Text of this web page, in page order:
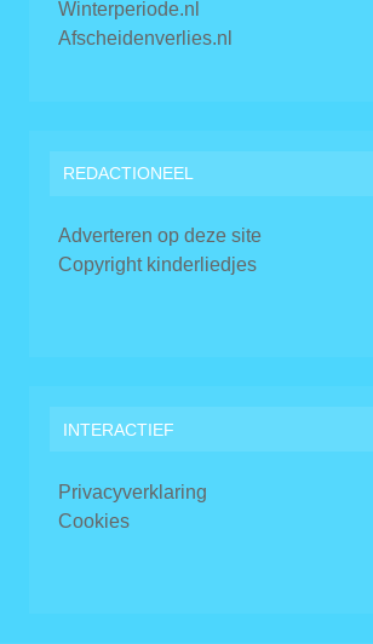
Winterperiode.nl
Afscheidenverlies.nl
REDACTIONEEL
Adverteren op deze site
Copyright kinderliedjes
INTERACTIEF
Privacyverklaring
Cookies